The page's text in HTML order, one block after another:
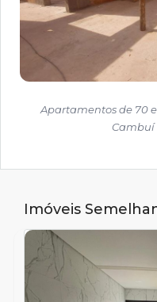
Apartamentos de 70
Cambuí
Imóveis